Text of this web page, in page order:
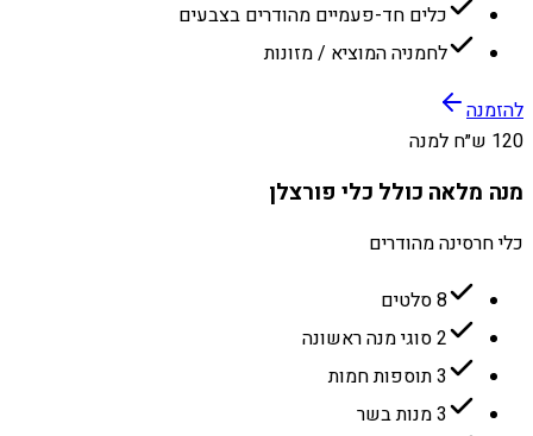
כלים חד-פעמיים מהודרים בצבעים
לחמניה המוציא / מזונות
להזמנה
120 ש״ח למנה
מנה מלאה כולל כלי פורצלן
כלי חרסינה מהודרים
8 סלטים
2 סוגי מנה ראשונה
3 תוספות חמות
3 מנות בשר